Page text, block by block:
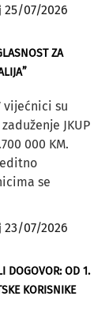
25/07/2026
ZA
vijećnici su
JKUP
000 KM.
se
23/07/2026
DOGOVOR: OD 1.
KORISNIKE